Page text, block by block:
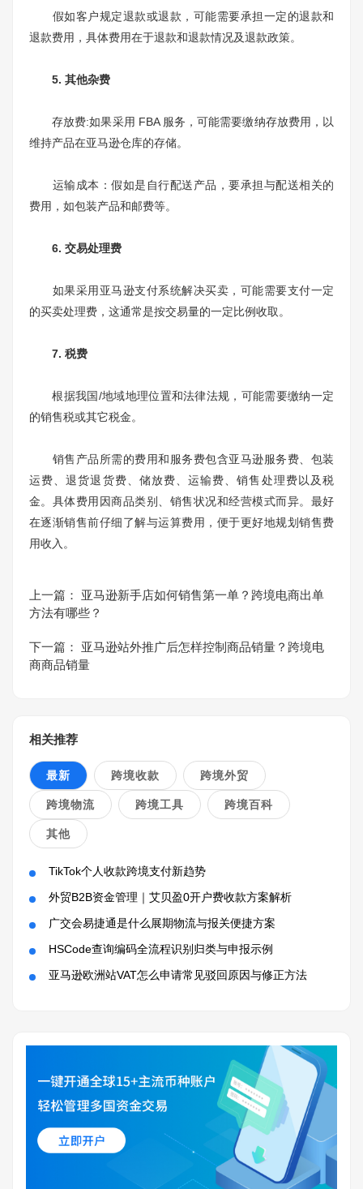
假如客户规定退款或退款，可能需要承担一定的退款和
退款费用，具体费用在于退款和退款情况及退款政策。
5. 其他杂费
存放费:如果采用 FBA 服务，可能需要缴纳存放费用，以
维持产品在亚马逊仓库的存储。
运输成本：假如是自行配送产品，要承担与配送相关的
费用，如包装产品和邮费等。
6. 交易处理费
如果采用亚马逊支付系统解决买卖，可能需要支付一定
的买卖处理费，这通常是按交易量的一定比例收取。
7. 税费
根据我国/地域地理位置和法律法规，可能需要缴纳一定
的销售税或其它税金。
销售产品所需的费用和服务费包含亚马逊服务费、包装
运费、退货退货费、储放费、运输费、销售处理费以及税
金。具体费用因商品类别、销售状况和经营模式而异。最好
在逐渐销售前仔细了解与运算费用，便于更好地规划销售费
用收入。
上一篇：
亚马逊新手店如何销售第一单？跨境电商出单
方法有哪些？
下一篇：
亚马逊站外推广后怎样控制商品销量？跨境电
商商品销量
相关推荐
最新 跨境收款 跨境外贸
跨境物流 跨境工具 跨境百科
其他
TikTok个人收款跨境支付新趋势
外贸B2B资金管理｜艾贝盈0开户费收款方案解析
广交会易捷通是什么展期物流与报关便捷方案
HSCode查询编码全流程识别归类与申报示例
亚马逊欧洲站VAT怎么申请常见驳回原因与修正方法